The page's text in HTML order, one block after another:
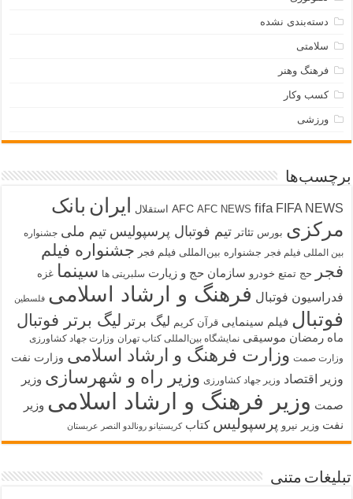
دسته‌بندی نشده
سلامتی
فرهنگ وهنر
کسب وکار
ورزشی
برچسب‌ها
AFC AFC NEWS fifa FIFA NEWS استقلال ایران بانک
مرکزی بورس تئاتر تیم فوتبال پرسپولیس تیم ملی جشنواره
بین المللی فیلم فجر
جشنواره بین‌المللی فیلم فجر جشنواره فیلم
فجر
حج تمتع خودرو سازمان حج و زیارت سلبریتی ها سینما غزه
فدراسیون فوتبال فرهنگ و ارشاد اسلامی فلسطین
فوتبال فیلم سینمایی قرآن کریم لیگ برتر لیگ برتر فوتبال
ماه رمضان موسیقی نمایشگاه بین‌المللی کتاب تهران وزارت جهاد کشاورزی
وزارت صمت وزارت فرهنگ و ارشاد اسلامی وزارت نفت
وزیر اقتصاد وزیر جهاد کشاورزی وزیر راه و شهرسازی وزیر
صمت وزیر فرهنگ و ارشاد اسلامی وزیر
نفت وزیر نیرو پرسپولیس کتاب کریستیانو رونالدو النصر عربستان
تبلیغات متنی